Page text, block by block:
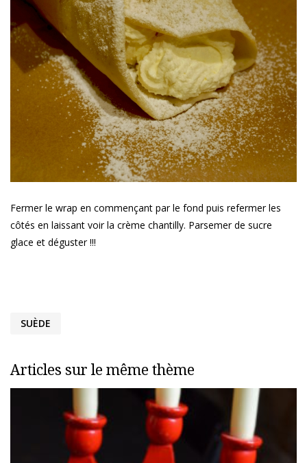
Fermer le wrap en commençant par le fond puis refermer les
côtés en laissant voir la crème chantilly. Parsemer de sucre
glace et déguster !!!
SUÈDE
Articles sur le même thème